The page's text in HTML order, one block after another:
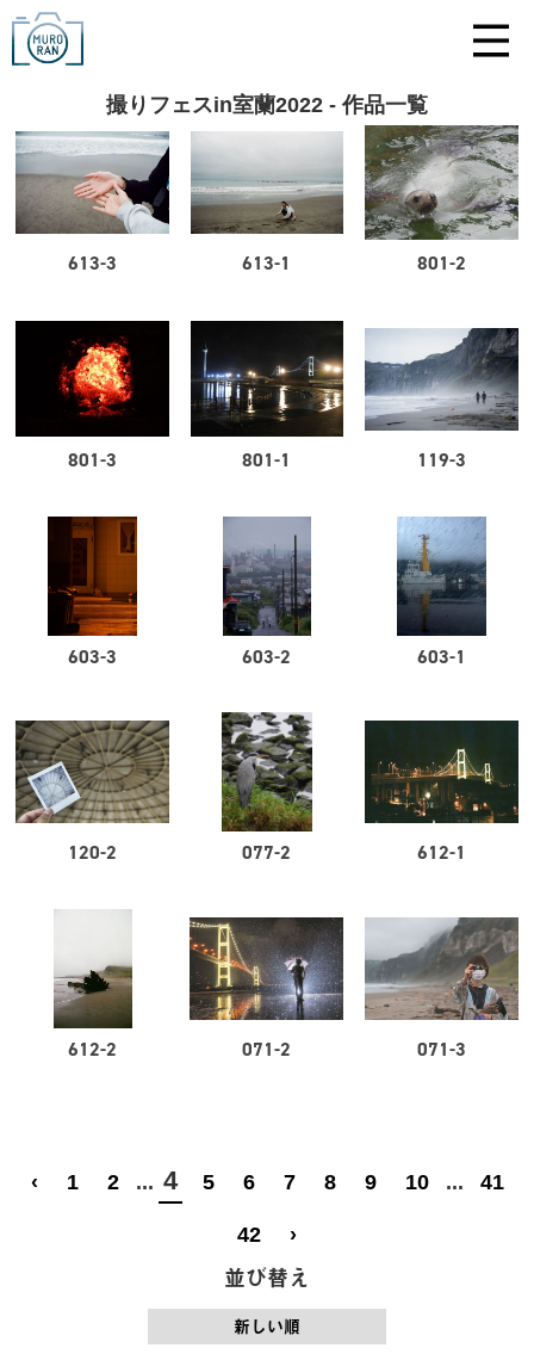
撮りフェスin室蘭2022 - 作品一覧
613-3 613-1 801-2
801-3 801-1 119-3
603-3 603-2 603-1
120-2 077-2 612-1
612-2 071-2 071-3
‹ 1 2 ... 4 5 6 7 8 9 10 ... 41
42 ›
並び替え
新しい順